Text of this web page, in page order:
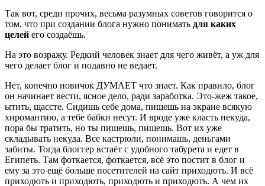
Так вот, среди прочих, весьма разумных советов говорится о
том, что при создании блога нужно понимать для каких
целей его создаёшь.
На это возражу. Редкий человек знает для чего живёт, а уж для
чего делает блог и подавно не ведает.
Нет, конечно новичок ДУМАЕТ что знает. Как правило, блог
он начинает вести, ясное дело, ради заработка. Это-жеж такое,
ытить, щассте. Сидишь себе дома, пишешь на экране всякую
хиромантию, а тебе бабки несут. И вроде уже класть некуда,
пора бы тратить, но ты пишешь, пишешь. Вот их уже
складывать некуда. Все кастрюли, понимашь, деньгами
забиты. Тогда блоггер встаёт с удобного табурета и едет в
Египеть. Там фоткается, фоткается, всё это постит в блог и
ему за это ещё больше посетителей на сайт приходють. И всё
приходють и приходють, приходють и приходють. А чем их